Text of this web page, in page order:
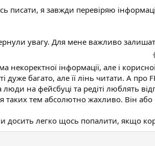
писати, я завжди перевіряю
увагу. Для мене важливо
некоректної інформації, але і
дуже багато, але її лінь читати. А про
на фейсбуці та редіті люблять
таких тем абсолютно жахливо. Він
досить легко щось попалити, якщо